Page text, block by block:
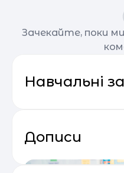
Зачекайте, поки
Навчальні
Дописи